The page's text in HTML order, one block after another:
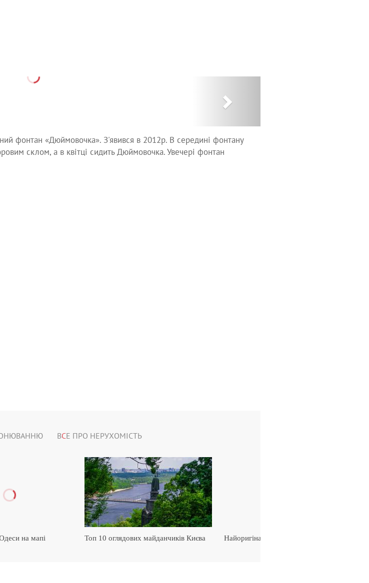
фонтан «Дюймовочка». З'явився в 2012р. В середині фонтану
склом, а в квітці сидить Дюймовочка. Увечері фонтан
ВСЕ ПРО НЕРУХОМІСТЬ
на мапі Топ 10 оглядових майданчиків Києва